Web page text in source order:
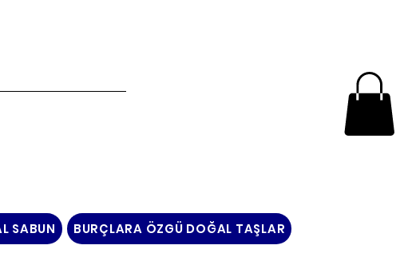
SABUN BURÇLARA ÖZGÜ DOĞAL TAŞLAR